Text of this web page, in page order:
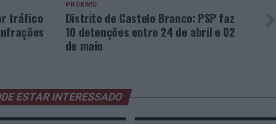
PRÓXIMO
Distrito de Castelo Branco: PSP faz
10 detenções entre 24 de abril e 02
de maio
tráfico
ESTAR INTERESSADO